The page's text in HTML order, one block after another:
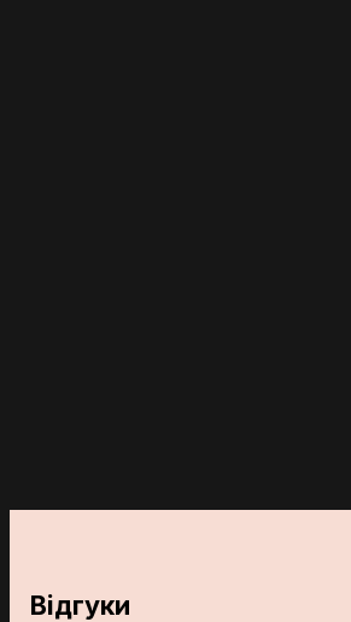
Відгуки